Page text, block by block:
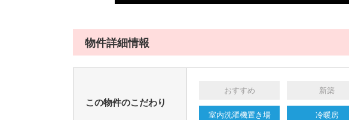
物件詳細情報
この物件のこだわり
おすすめ 新築
室内洗濯機置き場 冷暖房